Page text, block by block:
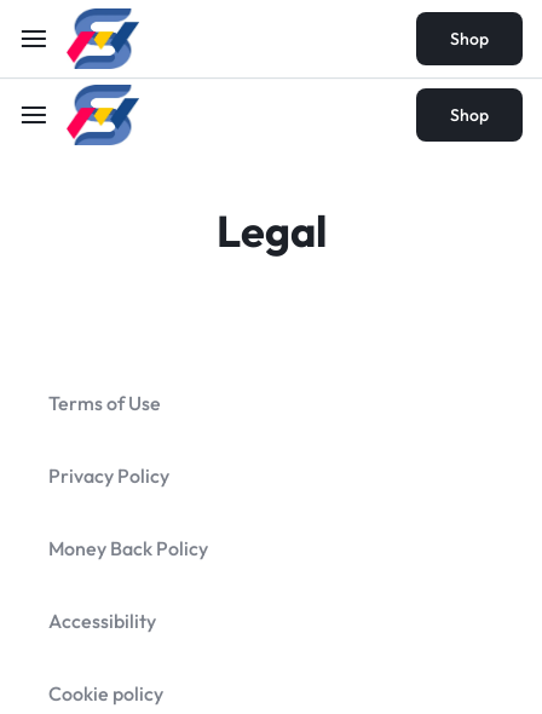
Shop
Shop
Legal
Terms of Use
Privacy Policy
Money Back Policy
Accessibility
Cookie policy